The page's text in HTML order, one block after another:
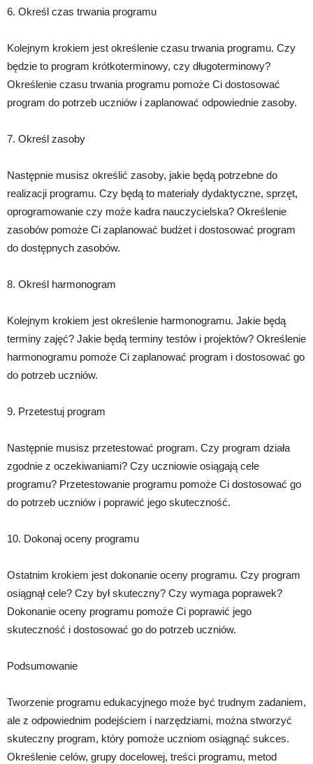
6. Określ czas trwania programu
Kolejnym krokiem jest określenie czasu trwania programu. Czy
będzie to program krótkoterminowy, czy długoterminowy?
Określenie czasu trwania programu pomoże Ci dostosować
program do potrzeb uczniów i zaplanować odpowiednie zasoby.
7. Określ zasoby
Następnie musisz określić zasoby, jakie będą potrzebne do
realizacji programu. Czy będą to materiały dydaktyczne, sprzęt,
oprogramowanie czy może kadra nauczycielska? Określenie
zasobów pomoże Ci zaplanować budżet i dostosować program
do dostępnych zasobów.
8. Określ harmonogram
Kolejnym krokiem jest określenie harmonogramu. Jakie będą
terminy zajęć? Jakie będą terminy testów i projektów? Określenie
harmonogramu pomoże Ci zaplanować program i dostosować go
do potrzeb uczniów.
9. Przetestuj program
Następnie musisz przetestować program. Czy program działa
zgodnie z oczekiwaniami? Czy uczniowie osiągają cele
programu? Przetestowanie programu pomoże Ci dostosować go
do potrzeb uczniów i poprawić jego skuteczność.
10. Dokonaj oceny programu
Ostatnim krokiem jest dokonanie oceny programu. Czy program
osiągnął cele? Czy był skuteczny? Czy wymaga poprawek?
Dokonanie oceny programu pomoże Ci poprawić jego
skuteczność i dostosować go do potrzeb uczniów.
Podsumowanie
Tworzenie programu edukacyjnego może być trudnym zadaniem,
ale z odpowiednim podejściem i narzędziami, można stworzyć
skuteczny program, który pomoże uczniom osiągnąć sukces.
Określenie celów, grupy docelowej, treści programu, metod